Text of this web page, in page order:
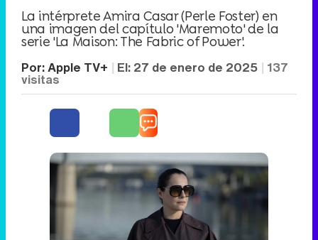
La intérprete Amira Casar (Perle Foster) en
una imagen del capítulo 'Maremoto' de la
serie 'La Maison: The Fabric of Power'.
Por:Apple TV+ El: 27 de enero de 2025 137
visitas